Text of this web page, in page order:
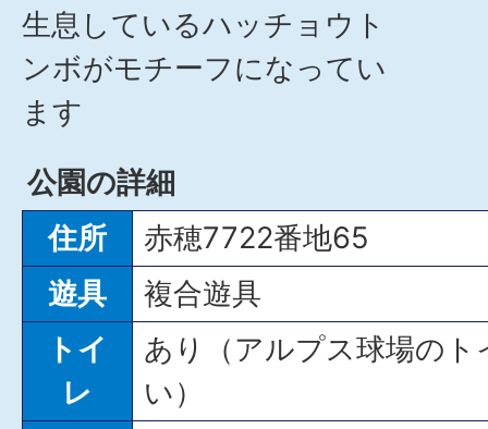
生息しているハッチョウト
ンボがモチーフになってい
ます
公園の詳細
住所
赤穂7722番地65
遊具
複合遊具
トイ
レ
あり（アルプス球場の
い）